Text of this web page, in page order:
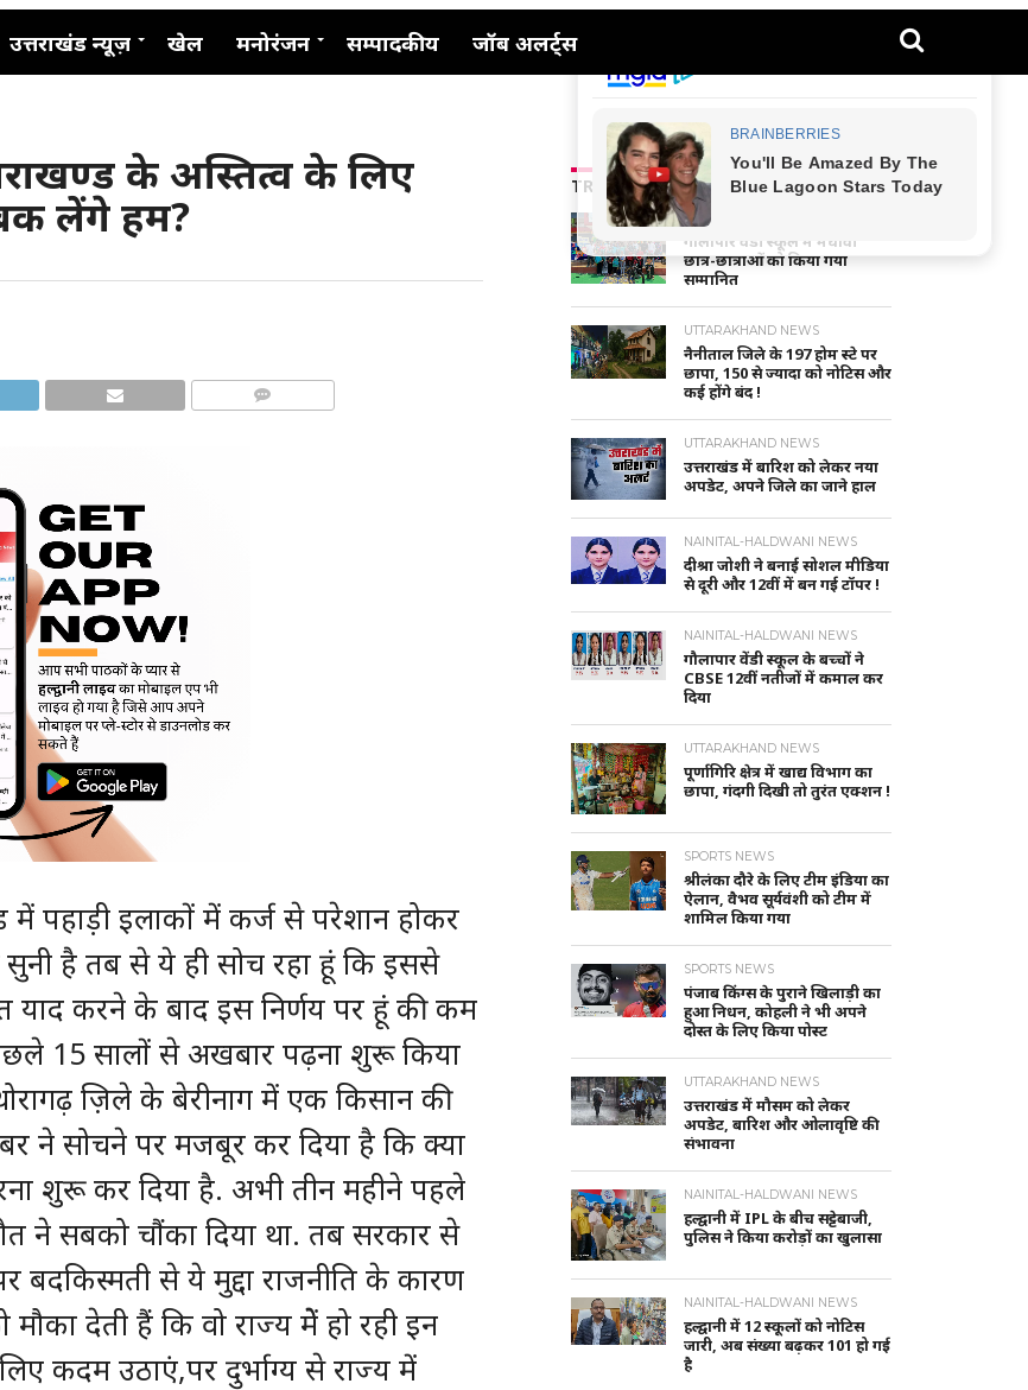
उत्तराखंड न्यूज़ खेल मनोरंजन सम्पादकीय जॉब अलर्ट्स
के अस्तित्व के लिए
लेंगे हम?
में पहाड़ी इलाकों में कर्ज से परेशान होकर
है तब से ये ही सोच रहा हूं कि इससे
करने के बाद इस निर्णय पर हूं की कम
15 सालों से अखबार पढ़ना शुरू किया
ज़िले के बेरीनाग में एक किसान की
ने सोचने पर मजबूर कर दिया है कि क्या
शुरू कर दिया है. अभी तीन महीने पहले
ने सबको चौंका दिया था. तब सरकार से
से ये मुद्दा राजनीति के कारण
देती हैं कि वो राज्य मेें हो रही इन
कदम उठाएं,पर दुर्भाग्य से राज्य में
TRENDING NEWS
NAINITAL-HALDWANI NEWS
गौलापार वैंडी स्कूल में मेधावी
छात्र-छात्राओं को किया गया
सम्मानित
UTTARAKHAND NEWS
नैनीताल जिले के 197 होम स्टे पर
छापा, 150 से ज्यादा को नोटिस और
कई होंगे बंद !
UTTARAKHAND NEWS
उत्तराखंड में बारिश को लेकर नया
अपडेट, अपने जिले का जाने हाल
NAINITAL-HALDWANI NEWS
दीश्रा जोशी ने बनाई सोशल मीडिया
से दूरी और 12वीं में बन गई टॉपर !
NAINITAL-HALDWANI NEWS
गौलापार वेंडी स्कूल के बच्चों ने
CBSE 12वीं नतीजों में कमाल कर
दिया
UTTARAKHAND NEWS
पूर्णागिरि क्षेत्र में खाद्य विभाग का
छापा, गंदगी दिखी तो तुरंत एक्शन !
SPORTS NEWS
श्रीलंका दौरे के लिए टीम इंडिया का
ऐलान, वैभव सूर्यवंशी को टीम में
शामिल किया गया
SPORTS NEWS
पंजाब किंग्स के पुराने खिलाड़ी का
हुआ निधन, कोहली ने भी अपने
दोस्त के लिए किया पोस्ट
UTTARAKHAND NEWS
उत्तराखंड में मौसम को लेकर
अपडेट, बारिश और ओलावृष्टि की
संभावना
NAINITAL-HALDWANI NEWS
हल्द्वानी में IPL के बीच सट्टेबाजी,
पुलिस ने किया करोड़ों का खुलासा
NAINITAL-HALDWANI NEWS
हल्द्वानी में 12 स्कूलों को नोटिस
जारी, अब संख्या बढ़कर 101 हो गई
है